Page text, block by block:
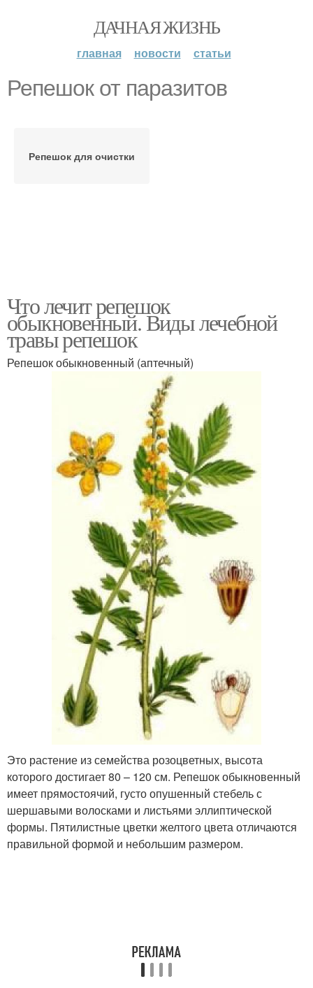
ДАЧНАЯ ЖИЗНЬ
главная новости статьи
Репешок от паразитов
Репешок для очистки
Что лечит репешок
обыкновенный. Виды лечебной
травы репешок
Репешок обыкновенный (аптечный)
Это растение из семейства розоцветных, высота
которого достигает 80 – 120 см. Репешок обыкновенный
имеет прямостоячий, густо опушенный стебель с
шершавыми волосками и листьями эллиптической
формы. Пятилистные цветки желтого цвета отличаются
правильной формой и небольшим размером.